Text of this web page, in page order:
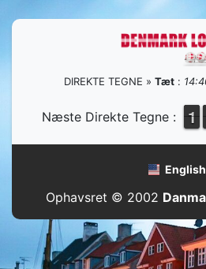
DIREKTE TEGNE » Tæt :
Næste Direkte Tegne : 1
1
1
1
English
Ophavsret © 2002